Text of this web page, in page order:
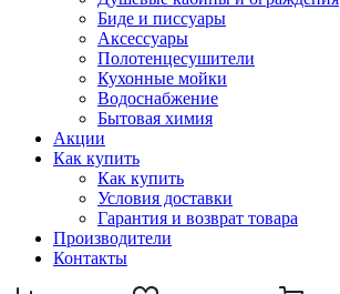
Биде и писсуары
Аксессуары
Полотенцесушители
Кухонные мойки
Водоснабжение
Бытовая химия
Акции
Как купить
Как купить
Условия доставки
Гарантия и возврат товара
Производители
Контакты